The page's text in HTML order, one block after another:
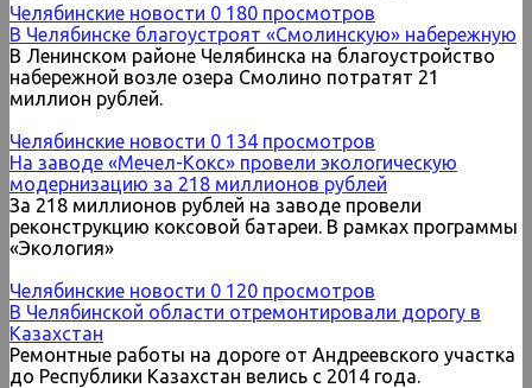
Челябинские новости 0 180 просмотров
В Челябинске благоустроят «Смолинскую» набережную
В Ленинском районе Челябинска на благоустройство
набережной возле озера Смолино потратят 21
миллион рублей.
Челябинские новости 0 134 просмотров
На заводе «Мечел-Кокс» провели экологическую
модернизацию за 218 миллионов рублей
За 218 миллионов рублей на заводе провели
реконструкцию коксовой батареи. В рамках программы
«Экология»
Челябинские новости 0 120 просмотров
В Челябинской области отремонтировали дорогу в
Казахстан
Ремонтные работы на дороге от Андреевского участка
до Республики Казахстан велись с 2014 года.